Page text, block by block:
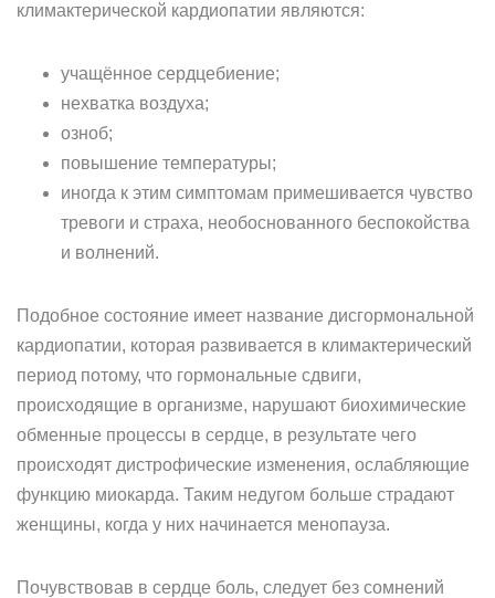
климактерической кардиопатии являются:
учащённое сердцебиение;
нехватка воздуха;
озноб;
повышение температуры;
иногда к этим симптомам примешивается чувство
тревоги и страха, необоснованного беспокойства
и волнений.
Подобное состояние имеет название дисгормональной
кардиопатии, которая развивается в климактерический
период потому, что гормональные сдвиги,
происходящие в организме, нарушают биохимические
обменные процессы в сердце, в результате чего
происходят дистрофические изменения, ослабляющие
функцию миокарда. Таким недугом больше страдают
женщины, когда у них начинается менопауза.
Почувствовав в сердце боль, следует без сомнений